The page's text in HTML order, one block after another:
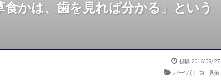
食かは、歯を見れば分かる」という
投稿 2016/09/27
パーツ別 - 歯 - 見解